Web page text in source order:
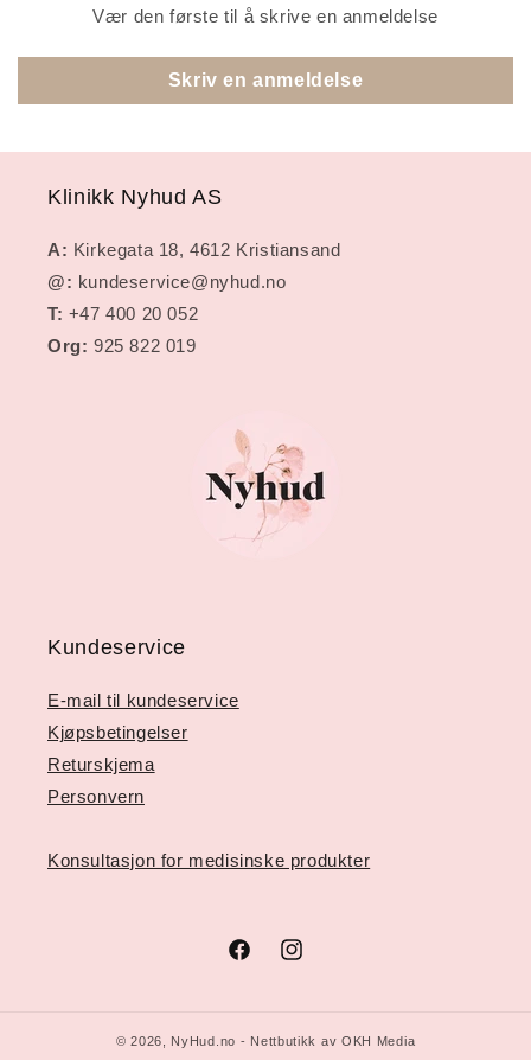
Vær den første til å skrive en anmeldelse
Skriv en anmeldelse
Klinikk Nyhud AS
A: Kirkegata 18, 4612 Kristiansand
@: kundeservice@nyhud.no
T: +47 400 20 052
Org: 925 822 019
Kundeservice
E-mail til kundeservice
Kjøpsbetingelser
Returskjema
Personvern
Konsultasjon for medisinske produkter
FacebookInstagram
© 2026, NyHud.no - Nettbutikk av OKH Media